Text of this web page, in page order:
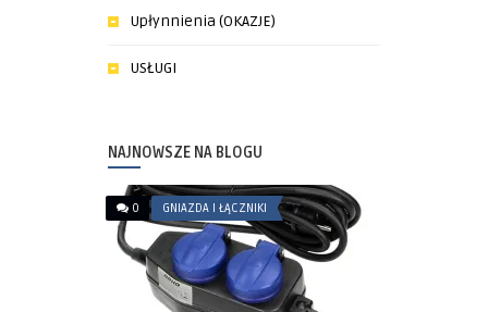
Upłynnienia (OKAZJE)
USŁUGI
NAJNOWSZE NA BLOGU
0 GNIAZDA I ŁĄCZNIKI